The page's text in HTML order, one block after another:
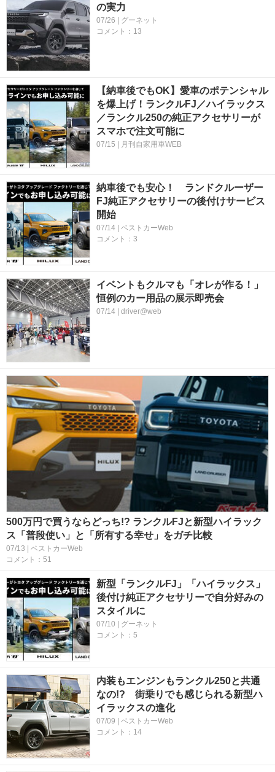
の実力
07/26 | グーネット
コメント：13
【納車後でもOK】愛車のポテンシャル
を爆上げ！ランクルFJ／ハイラックス
／ランクル250の純正アクセサリーが
スマホで注文可能に
07/15 | 月刊自家用車WEB
納車後でも安心！ ランドクルーザー
FJ純正アクセサリーの後付けサービス
開始
07/14 | ベストカーWeb
コメント：3
イベントもクルマも「オレが作る！」
恒例のカー用品の展示即売会
07/14 | driver@web
500万円で買うならどっち!? ランクルFJと新型ハイラック
ス「普段使い」と「所有する幸せ」をガチ比較
07/13 | ベストカーWeb
コメント：51
新型「ランクルFJ」「ハイラックス」
後付け純正アクセサリーで自分好みの
スタイルに
07/10 | グーネット
コメント：5
内装もエンジンもランクル250と共通
なの!? 街乗りでも感じられる新型ハ
イラックスの進化
07/09 | ベストカーWeb
コメント：14